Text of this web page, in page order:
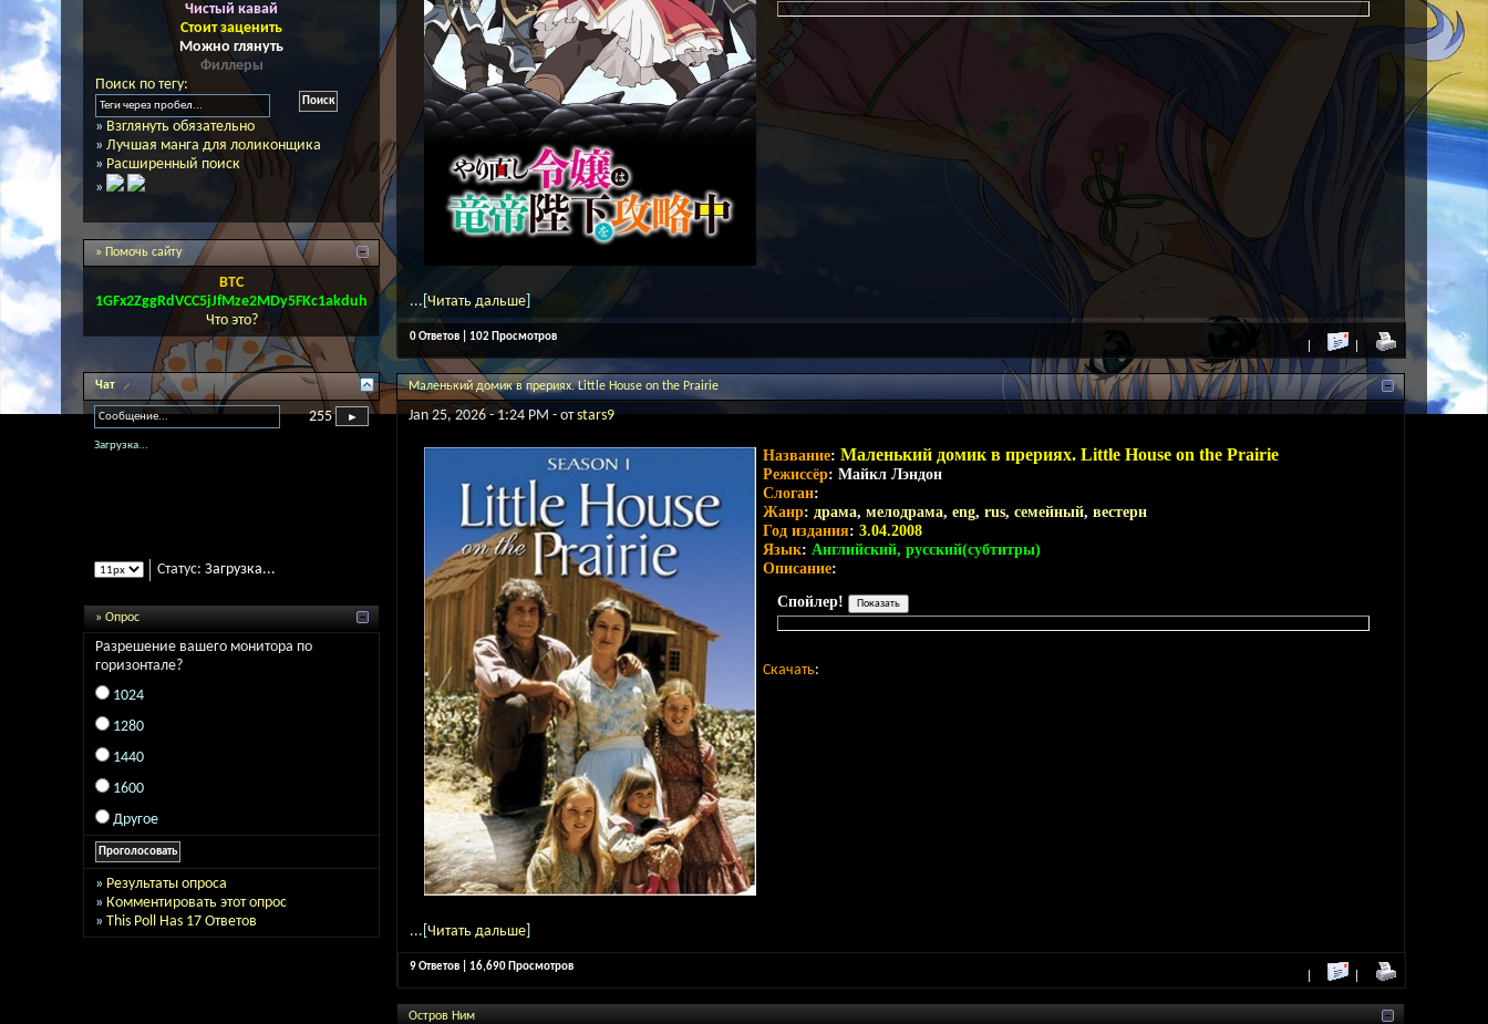
Чистый кавай
Стоит заценить
Можно глянуть
Филлеры
Поиск по тегу:
» Взглянуть обязательно
» Лучшая манга для лоликонщика
» Расширенный поиск
»
» Помочь сайту
BTC
1GFx2ZggRdVCC5jJfMze2MDy5FKc1akduh
Что это?
Чат
255
Загрузка...
Статус: Загрузка...
» Опрос
Разрешение вашего монитора по
горизонтале?
1024
1280
1440
1600
Другое
» Результаты опроса
» Комментировать этот опрос
» This Poll Has 17 Ответов
...[ Читать дальше
0 Ответов | 102 Просмотров
Маленький домик в прериях. Little House on the Prairie
Jan 25, 2026 - 1:24 PM - отstars9
Название: Маленький домик в прериях. Little House on the Prairie
Режиссёр: Майкл Лэндон
Слоган:
Жанр: драма, мелодрама, eng, rus, семейный, вестерн
Год издания: 3.04.2008
Язык: Английский, русский(субтитры)
Описание:
Спойлер!
Скачать:
...[ Читать дальше
9 Ответов | 16,690 Просмотров
Остров Ним